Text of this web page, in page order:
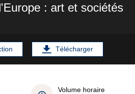
: art et sociétés
Télécharger
Volume horaire